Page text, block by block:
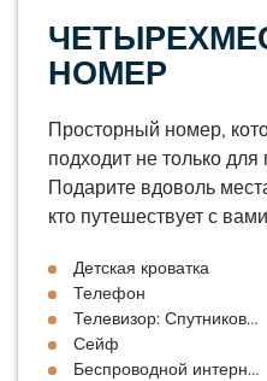
НОМЕР
Просторный номер,
подходит не только
Подарите вдоволь
кто путешествует с
Детская кроватка
Телефон
Телевизор: Спутниковое
Сейф
Беспроводной